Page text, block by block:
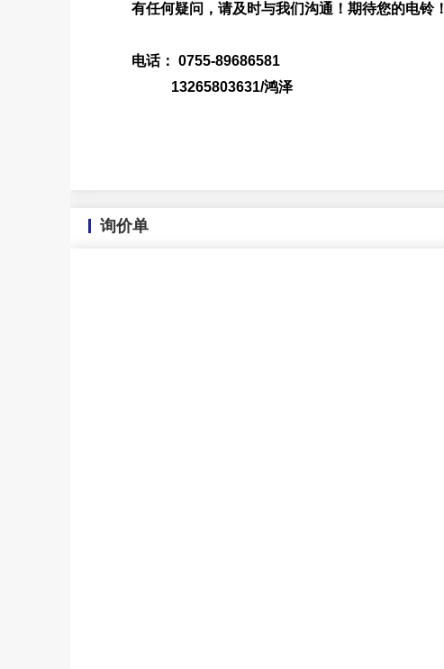
有任何疑问，请及时与我们沟通！期待您的电铃！
电话： 0755-89686581
13265803631/鸿泽
询价单